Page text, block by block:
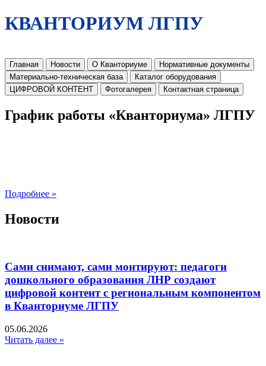
КВАНТОРИУМ ЛГПУ
Главная Новости О Кванториуме
Нормативные документы
Материально-техническая база
Каталог оборудования
ЦИФРОВОЙ КОНТЕНТ
Фотогалерея Контактная страница
График работы «Кванториума» ЛГПУ
Подробнее »
Новости
Сами снимают, сами монтируют: педагоги
дошкольного образования ЛНР создают
цифровой контент с региональным компонентом
в Кванториуме ЛГПУ​
05.06.2026
Читать далее »